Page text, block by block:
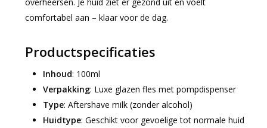
comfortabel aan – klaar voor de dag.
Productspecificaties
Inhoud: 100ml
Verpakking: Luxe glazen fles met pompdispenser
Type: Aftershave milk (zonder alcohol)
Huidtype: Geschikt voor gevoelige tot normale huid